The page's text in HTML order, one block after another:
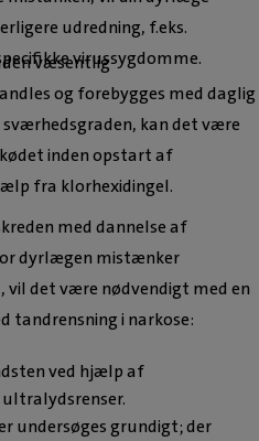
udredning, f.eks.
virussygdomme.
væsentlig
og forebygges med daglig
kan det være
inden opstart af
fra klorhexidingel.
med dannelse af
dyrlægen mistænker
det være nødvendigt med en
tandrensning i narkose:
ved hjælp af
undersøges grundigt; der